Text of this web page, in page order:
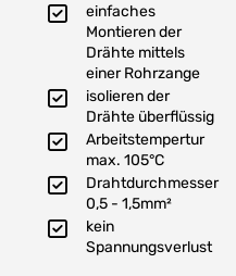
einfaches
Montieren der
Drähte mittels
einer Rohrzange
isolieren der
Drähte überflüssig
Arbeitstempertur
max. 105°C
Drahtdurchmesser
0,5 - 1,5mm²
kein
Spannungsverlust